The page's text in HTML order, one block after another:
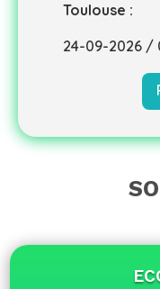
Toulouse :
24-09-2026 /